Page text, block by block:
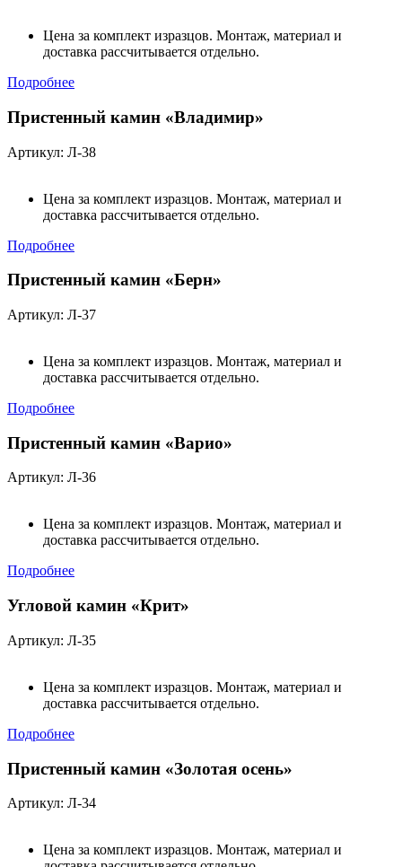
Цена за комплект изразцов. Монтаж, материал и
доставка рассчитывается отдельно.
Подробнее
Пристенный камин «Владимир»
Артикул: Л-38
Цена за комплект изразцов. Монтаж, материал и
доставка рассчитывается отдельно.
Подробнее
Пристенный камин «Берн»
Артикул: Л-37
Цена за комплект изразцов. Монтаж, материал и
доставка рассчитывается отдельно.
Подробнее
Пристенный камин «Варио»
Артикул: Л-36
Цена за комплект изразцов. Монтаж, материал и
доставка рассчитывается отдельно.
Подробнее
Угловой камин «Крит»
Артикул: Л-35
Цена за комплект изразцов. Монтаж, материал и
доставка рассчитывается отдельно.
Подробнее
Пристенный камин «Золотая осень»
Артикул: Л-34
Цена за комплект изразцов. Монтаж, материал и